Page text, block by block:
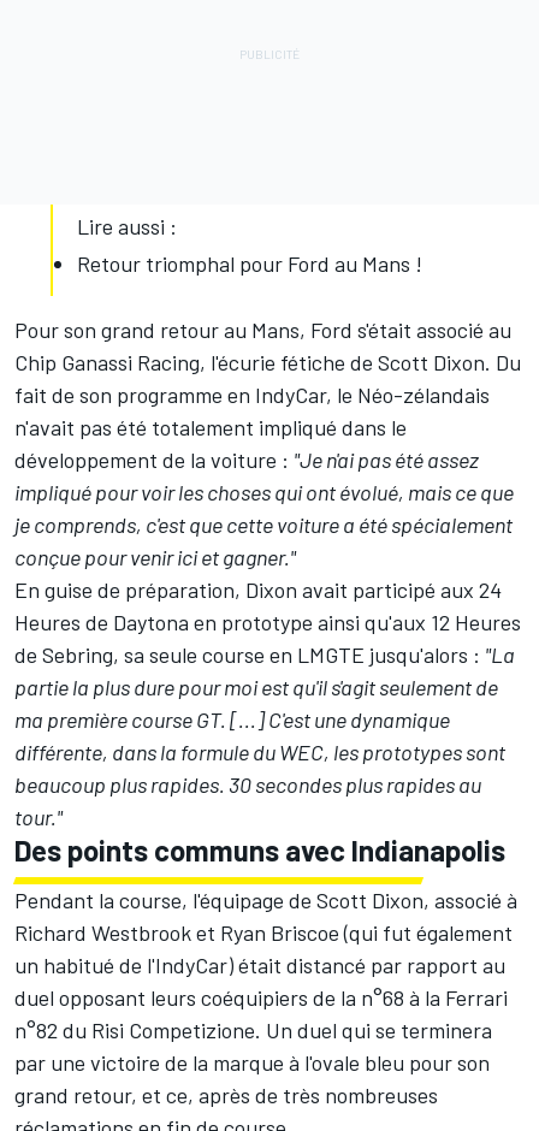
Lire aussi :
Retour triomphal pour Ford au Mans !
Pour son grand retour au Mans, Ford s'était associé au
Chip Ganassi Racing, l'écurie fétiche de Scott Dixon. Du
fait de son programme en IndyCar, le Néo-zélandais
n'avait pas été totalement impliqué dans le
développement de la voiture : "Je n'ai pas été assez
impliqué pour voir les choses qui ont évolué, mais ce que
je comprends, c'est que cette voiture a été spécialement
conçue pour venir ici et gagner."
En guise de préparation, Dixon avait participé aux 24
Heures de Daytona en prototype ainsi qu'aux 12 Heures
de Sebring, sa seule course en LMGTE jusqu'alors : "La
partie la plus dure pour moi est qu'il s'agit seulement de
ma première course GT. [...] C'est une dynamique
différente, dans la formule du WEC, les prototypes sont
beaucoup plus rapides. 30 secondes plus rapides au
tour."
Des points communs avec Indianapolis
Pendant la course, l'équipage de Scott Dixon, associé à
Richard Westbrook et Ryan Briscoe (qui fut également
un habitué de l'IndyCar) était distancé par rapport au
duel opposant leurs coéquipiers de la n°68 à la Ferrari
n°82 du Risi Competizione. Un duel qui se terminera
par une victoire de la marque à l'ovale bleu pour son
grand retour, et ce, après de très nombreuses